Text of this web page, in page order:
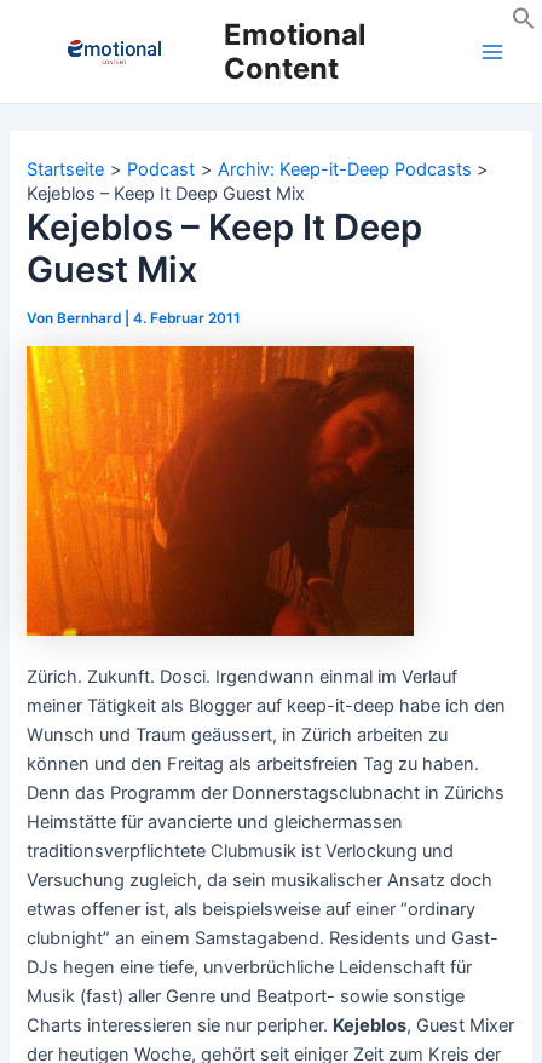
Emotional
Content
Startseite Podcast
Archiv: Keep-it-Deep Podcasts
Kejeblos – Keep It Deep Guest Mix
Kejeblos – Keep It Deep
Guest Mix
Von Bernhard |4. Februar 2011
Zürich. Zukunft. Dosci. Irgendwann einmal im Verlauf
meiner Tätigkeit als Blogger auf keep-it-deep habe ich den
Wunsch und Traum geäussert, in Zürich arbeiten zu
können und den Freitag als arbeitsfreien Tag zu haben.
Denn das Programm der Donnerstagsclubnacht in Zürichs
Heimstätte für avancierte und gleichermassen
traditionsverpflichtete Clubmusik ist Verlockung und
Versuchung zugleich, da sein musikalischer Ansatz doch
etwas offener ist, als beispielsweise auf einer “ordinary
clubnight” an einem Samstagabend. Residents und Gast-
DJs hegen eine tiefe, unverbrüchliche Leidenschaft für
Musik (fast) aller Genre und Beatport- sowie sonstige
Charts interessieren sie nur peripher. Kejeblos, Guest Mixer
der heutigen Woche, gehört seit einiger Zeit zum Kreis der